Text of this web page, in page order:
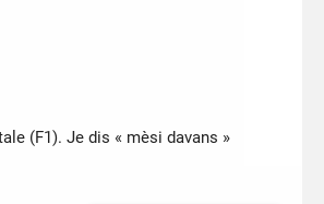
(F1). Je dis « mèsi davans »